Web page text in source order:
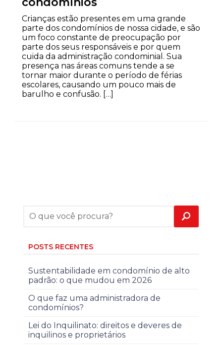
Crianças estão presentes em uma grande
parte dos condomínios de nossa cidade, e são
um foco constante de preocupação por
parte dos seus responsáveis e por quem
cuida da administração condominial. Sua
presença nas áreas comuns tende a se
tornar maior durante o período de férias
escolares, causando um pouco mais de
barulho e confusão. […]
POSTS RECENTES
Sustentabilidade em condomínio de alto
padrão: o que mudou em 2026
O que faz uma administradora de
condomínios?
Lei do Inquilinato: direitos e deveres de
inquilinos e proprietários